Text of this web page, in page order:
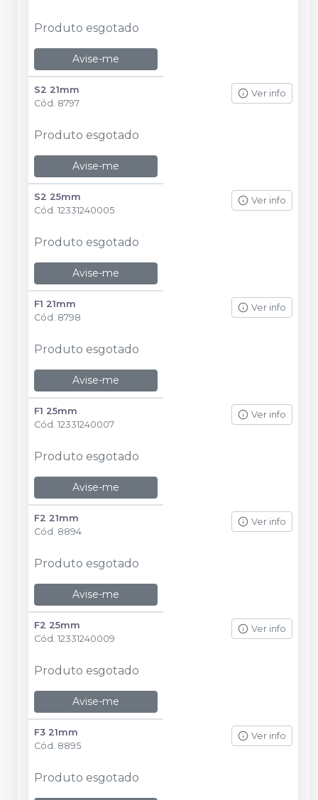
Produto esgotado
Avise-me
S2 21mm
Cód. 8797
Ver info
Produto esgotado
Avise-me
S2 25mm
Cód. 12331240005
Ver info
Produto esgotado
Avise-me
F1 21mm
Cód. 8798
Ver info
Produto esgotado
Avise-me
F1 25mm
Cód. 12331240007
Ver info
Produto esgotado
Avise-me
F2 21mm
Cód. 8894
Ver info
Produto esgotado
Avise-me
F2 25mm
Cód. 12331240009
Ver info
Produto esgotado
Avise-me
F3 21mm
Cód. 8895
Ver info
Produto esgotado